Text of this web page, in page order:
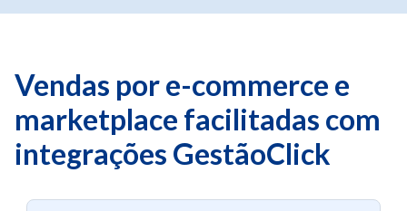
Vendas por e-commerce e
marketplace facilitadas com
integrações GestãoClick